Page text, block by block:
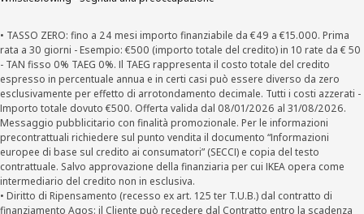
• TASSO ZERO: fino a 24 mesi importo finanziabile da €49 a €15.000. Prima
rata a 30 giorni - Esempio: €500 (importo totale del credito) in 10 rate da € 50
- TAN fisso 0% TAEG 0%. Il TAEG rappresenta il costo totale del credito
espresso in percentuale annua e in certi casi può essere diverso da zero
esclusivamente per effetto di arrotondamento decimale. Tutti i costi azzerati -
Importo totale dovuto €500. Offerta valida dal 08/01/2026 al 31/08/2026.
Messaggio pubblicitario con finalità promozionale. Per le informazioni
precontrattuali richiedere sul punto vendita il documento “Informazioni
europee di base sul credito ai consumatori” (SECCI) e copia del testo
contrattuale. Salvo approvazione della finanziaria per cui IKEA opera come
intermediario del credito non in esclusiva.
• Diritto di Ripensamento (recesso ex art. 125 ter T.U.B.) dal contratto di
finanziamento Agos: il Cliente può recedere dal Contratto entro la scadenza